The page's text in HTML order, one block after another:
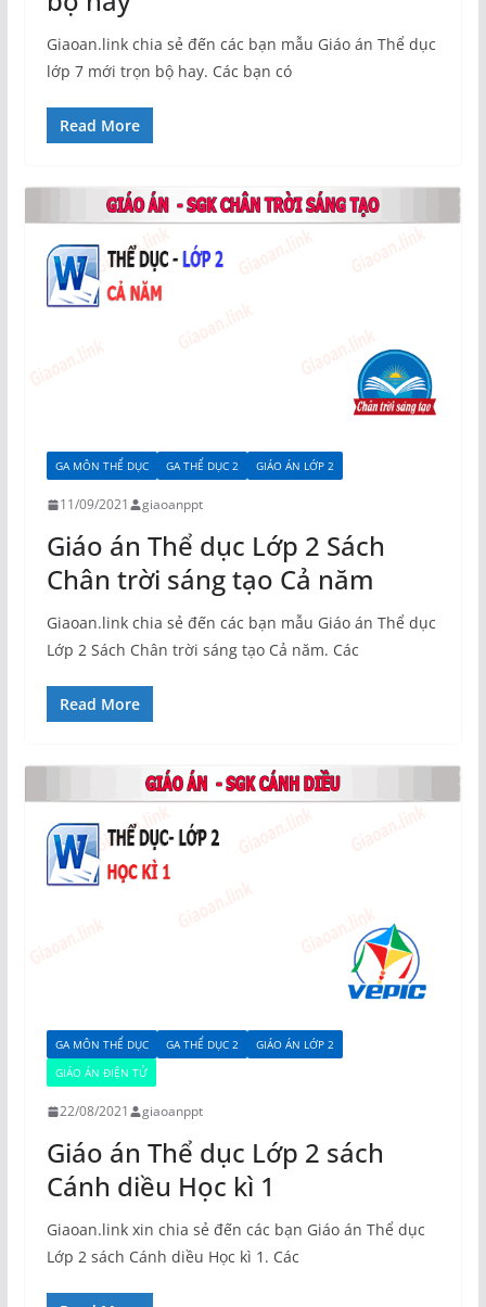
Giaoan.link chia sẻ đến các bạn mẫu Giáo án Thể dục
lớp 7 mới trọn bộ hay. Các bạn có
Read More
GA MÔN THỂ DỤC GA THỂ DỤC 2 GIÁO ÁN LỚP 2
11/09/2021 giaoanppt
Giáo án Thể dục Lớp 2 Sách
Chân trời sáng tạo Cả năm
Giaoan.link chia sẻ đến các bạn mẫu Giáo án Thể dục
Lớp 2 Sách Chân trời sáng tạo Cả năm. Các
Read More
GA MÔN THỂ DỤC GA THỂ DỤC 2
GIÁO ÁN LỚP 2
GIÁO ÁN ĐIỆN TỬ
22/08/2021 giaoanppt
Giáo án Thể dục Lớp 2 sách
Cánh diều Học kì 1
Giaoan.link xin chia sẻ đến các bạn Giáo án Thể dục
Lớp 2 sách Cánh diều Học kì 1. Các